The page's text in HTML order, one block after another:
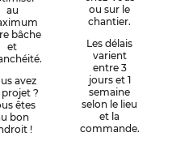
au
bâche
et
avez
projet ?
êtes
bon
!
ou sur le
chantier.
Les délais
varient
entre 3
jours et 1
semaine
selon le lieu
et la
commande.